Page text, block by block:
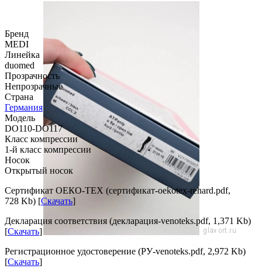
Бренд
MEDI
Линейка
duomed
Прозрачность
Непрозрачные
Страна
Германия
Модель
DO110-DO117
Класс компрессии
1-й класс компрессии
Носок
Открытый носок
Сертификат ОЕКО-ТЕХ (сертификат-oekotex-rehard.pdf,
728 Kb) [Скачать]
Декларация соответствия (декларация-venoteks.pdf, 1,371 Kb)
[Скачать]
Регистрационное удостоверение (РУ-venoteks.pdf, 2,972 Kb)
[Скачать]